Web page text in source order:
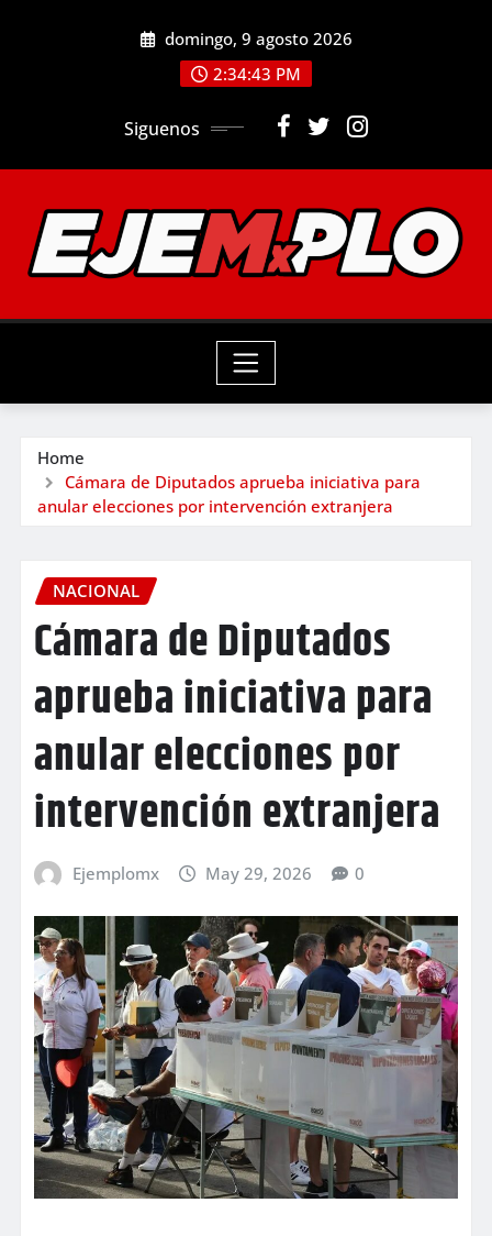
domingo, 9 agosto 2026
2:34:44 PM
Siguenos
Home
Cámara de Diputados aprueba iniciativa para
anular elecciones por intervención extranjera
NACIONAL
Cámara de Diputados
aprueba iniciativa para
anular elecciones por
intervención extranjera
Ejemplomx May 29, 2026 0